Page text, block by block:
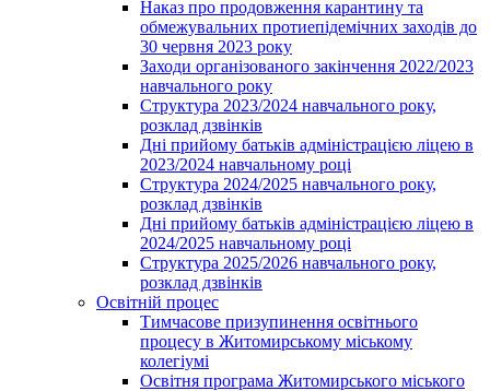
Наказ про продовження карантину та
обмежувальних протиепідемічних заходів до
30 червня 2023 року
Заходи організованого закінчення 2022/2023
навчального року
Структура 2023/2024 навчального року,
розклад дзвінків
Дні прийому батьків адміністрацією ліцею в
2023/2024 навчальному році
Структура 2024/2025 навчального року,
розклад дзвінків
Дні прийому батьків адміністрацією ліцею в
2024/2025 навчальному році
Структура 2025/2026 навчального року,
розклад дзвінків
Освітній процес
Тимчасове призупинення освітнього
процесу в Житомирському міському
колегіумі
Освітня програма Житомирського міського